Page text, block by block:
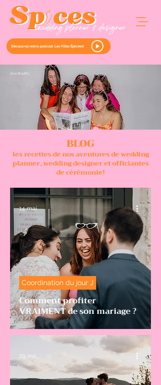
Découvrez notre podcast Les Filles Épicées!
AlvinthatPic
BLOG
les recettes de nos aventures de wedding
planner, wedding designer et officiantes
de cérémonie!
Comment profiter
VRAIMENT de son mariage ?
Coordination du jour J
14 mai
29 avr.